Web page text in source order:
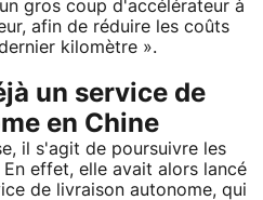
gros coup d'accélérateur à
afin de réduire les coûts
kilomètre ».
un service de
en Chine
il s'agit de poursuivre les
effet, elle avait alors lancé
de livraison autonome, qui